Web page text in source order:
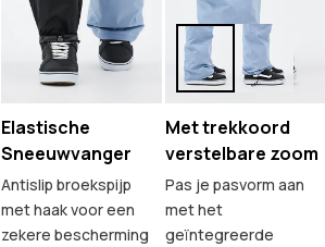
Elastische
Sneeuwvanger
Antislip broekspijp
met haak voor een
zekere bescherming
Met trekkoord
verstelbare zoom
Pas je pasvorm aan
met het
geïntegreerde